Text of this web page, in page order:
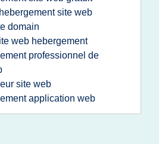
site web
domain
web hebergement
professionnel de
site web
application web